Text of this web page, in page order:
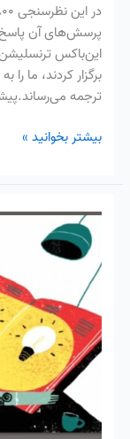
پرسش‌های آن پاسخ
برگزار کردند، ما
ترجمه
بیشتر بخوانید »
ویراستار
چه
تغییراتی
در
متن
می‌دهد؟